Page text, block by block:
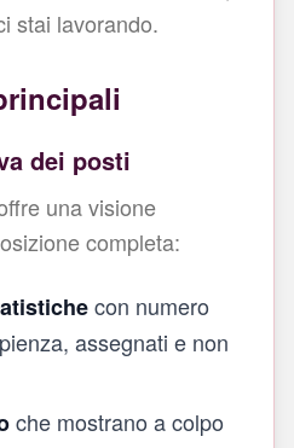
stai lavorando.
dei posti
una visione
completa:
con numero
assegnati e non
che mostrano a colpo